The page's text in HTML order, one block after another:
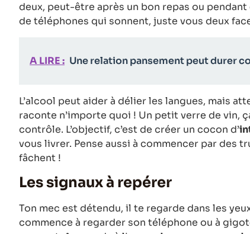
deux, peut-être après un bon repas ou
de téléphones qui sonnent, juste vous deux
A LIRE : Une relation pansement peut durer
L’alcool peut aider à délier les langues, mais
raconte n’importe quoi ! Un petit verre de vin,
contrôle. L’objectif, c’est de créer un cocon d’
vous livrer. Pense aussi à commencer par des
fâchent !
Les signaux à repérer
Ton mec est détendu, il te regarde dans les
commence à regarder son téléphone ou à